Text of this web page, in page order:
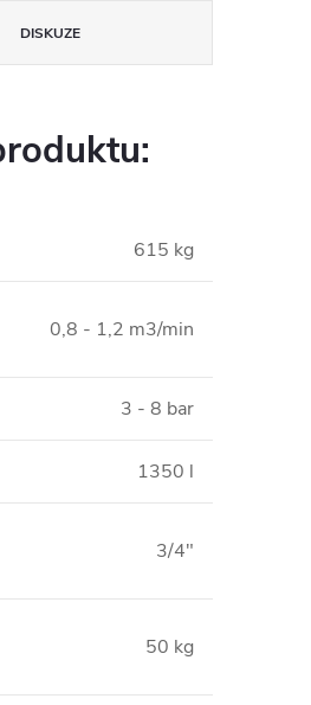
DISKUZE
615 kg
0,8 - 1,2 m3/min
3 - 8 bar
1350 l
3/4"
50 kg